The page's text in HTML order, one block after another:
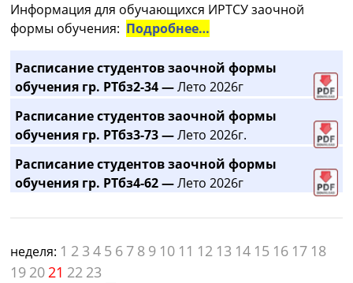
Информация для обучающихся ИРТСУ заочной
формы обучения: Подробнее…
Расписание студентов заочной формы
обучения гр. РТбз2-34 —Лето 2026г
Расписание студентов заочной формы
обучения гр. РТбз3-73 —Лето 2026г.
Расписание студентов заочной формы
обучения гр. РТбз4-62 —Лето 2026г
неделя: 1 2 3 4 5 6 7 8 9 10 11 12 13 14 15 16 17 18
19 2021 22 23